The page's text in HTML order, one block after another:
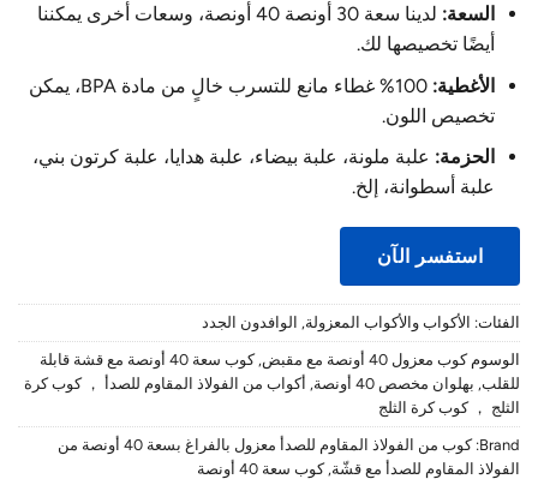
السعة:
لدينا سعة 30 أونصة 40 أونصة، وسعات أخرى يمكننا
أيضًا تخصيصها لك.
الأغطية:
100% غطاء مانع للتسرب خالٍ من مادة BPA، يمكن
تخصيص اللون.
الحزمة: علبة ملونة، علبة بيضاء، علبة هدايا، علبة كرتون بني،
علبة أسطوانة، إلخ.
استفسر الآن
الفئات: الأكواب والأكواب المعزولة, الوافدون الجدد
الوسومكوب معزول 40 أونصة مع مقبض ,
كوب سعة 40 أونصة مع قشة قابلة
للقلب, بهلوان مخصص 40 أونصة , أكواب من الفولاذ المقاوم للصدأ ， كوب كرة
الثلج ， كوب كرة الثلج
Brand:
كوب من الفولاذ المقاوم للصدأ معزول بالفراغ بسعة 40 أونصة من
الفولاذ المقاوم للصدأ مع قشّة,كوب سعة 40 أونصة